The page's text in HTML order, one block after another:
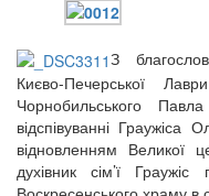
онлайн трансляції
12 сентября 2015
12 сентября 2015
12 сентября 2015
12 сентября 2015
12 сентября 2015
З
Києво-Печерської
Чорнобильського
відспівуванні
відновленням Великої
духівник сім’ї